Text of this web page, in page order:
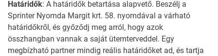
Határidők: A határidők betartása alapvető. Beszélj a
Sprinter Nyomda Margit krt. 58. nyomdával a várható
határidőkről, és győződj meg arról, hogy azok
összhangban vannak a saját ütemterveddel. Egy
megbízható partner mindig reális határidőket ad, és tartja